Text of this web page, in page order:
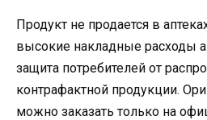
Продукт не продается в
высокие накладные расходы
защита потребителей от
контрафактной продукции.
можно заказать только на